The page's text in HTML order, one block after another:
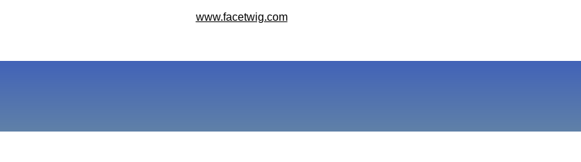
www.facetwig.com